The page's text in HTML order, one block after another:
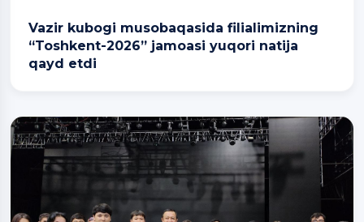
Vazir kubogi musobaqasida filialimizning
“Toshkent-2026” jamoasi yuqori natija
qayd etdi